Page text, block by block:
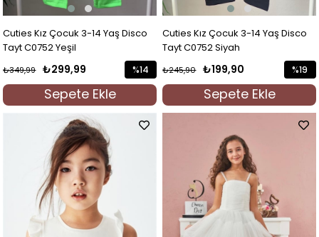
Cuties Kız Çocuk 3-14 Yaş Disco
Tayt C0752 Yeşil
₺299,99
₺349,99
Sepete Ekle
%14
İndirim
%14İndirim
Cuties Kız Çocuk 3-14 Yaş Disco
Tayt C0752 Siyah
₺199,90
₺245,90
Sepete Ekle
%19
İndirim